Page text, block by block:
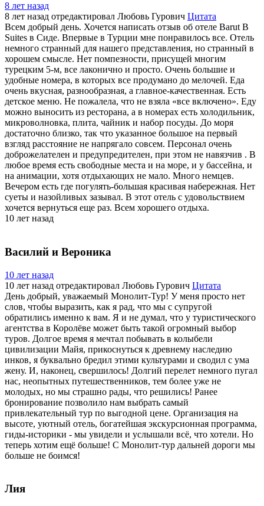
8 лет назад
8 лет назад отредактировал Любовь Гурович Цитата
Всем добрый день. Хочется написать отзыв об отеле Barut B
Suites в Сиде. Впервые в Турции мне понравилось все. Отель
немного странный для нашего представления, но странный в
хорошем смысле. Нет помпезности, присущей многим
турецким 5-м, все лаконично и просто. Очень большие и
удобные номера, в которых все продумано до мелочей. Еда
очень вкусная, разнообразная, а главное-качественная. Есть
детское меню. Не пожалела, что не взяла «все включено». Еду
можно выносить из ресторана, а в номерах есть холодильник,
микроволновка, плита, чайник и набор посуды. До моря
достаточно близко, так что указанное большое на первый
взгляд расстояние не напрягало совсем. Персонал очень
доброжелателен и предупредителен, при этом не навязчив . В
любое время есть свободные места и на море, и у бассейна, и
на анимации, хотя отдыхающих не мало. Много немцев.
Вечером есть где погулять-большая красивая набережная. Нет
суеты и назойливых зазывал. В этот отель с удовольствием
хочется вернуться еще раз. Всем хорошего отдыха.
10 лет назад
Василий и Вероника
10 лет назад
10 лет назад отредактировал Любовь Гурович Цитата
День добрый, уважаемый Монолит-Тур! У меня просто нет
слов, чтобы выразить, как я рад, что мы с супругой
обратились именно к вам. Я и не думал, что у туристического
агентства в Королёве может быть такой огромный выбор
туров. Долгое время я мечтал побывать в колыбели
цивилизации Майя, прикоснуться к древнему наследию
инков, я буквально бредил этими культурами и сводил с ума
жену. И, наконец, свершилось! Долгий перелет немного пугал
нас, неопытных путешественников, тем более уже не
молодых, но мы страшно рады, что решились! Ранее
бронирование позволило нам выбрать самый
привлекательный тур по выгодной цене. Организация на
высоте, уютный отель, богатейшая экскурсионная программа,
гиды-историки - мы увидели и услышали всё, что хотели. Но
теперь хотим ещё больше! С Монолит-тур дальней дороги мы
больше не боимся!
Лия